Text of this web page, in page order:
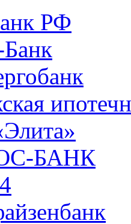
РФ
БАНК